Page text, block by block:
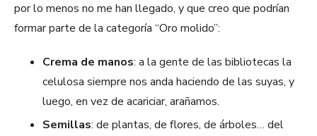
por lo menos no me han llegado, y que creo que podrían
formar parte de la categoría “Oro molido”:
Crema de manos: a la gente de las bibliotecas la
celulosa siempre nos anda haciendo de las suyas, y
luego, en vez de acariciar, arañamos.
Semillas: de plantas, de flores, de árboles… del